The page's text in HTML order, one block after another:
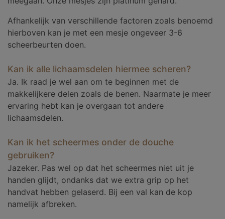
Afhankelijk van verschillende factoren zoals benoemd
hierboven kan je met een mesje ongeveer 3-6
scheerbeurten doen.
Kan ik alle lichaamsdelen hiermee scheren?
Ja. Ik raad je wel aan om te beginnen met de
makkelijkere delen zoals de benen. Naarmate je meer
ervaring hebt kan je overgaan tot andere
lichaamsdelen.
Kan ik het scheermes onder de douche
gebruiken?
Jazeker. Pas wel op dat het scheermes niet uit je
handen glijdt, ondanks dat we extra grip op het
handvat hebben gelaserd. Bij een val kan de kop
namelijk afbreken.